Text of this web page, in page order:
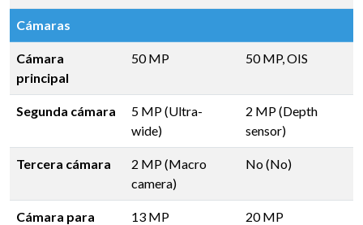
Cámaras
Cámara
principal
50 MP 50 MP, OIS
Segunda cámara
5 MP (Ultra-
wide)
2 MP (Depth
sensor)
Tercera cámara
2 MP (Macro
camera)
No (No)
Cámara para
13 MP 20 MP